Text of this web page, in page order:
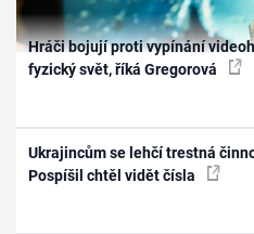
Hráči bojují proti vypínání
fyzický svět, říká Gregorová
Ukrajincům se lehčí trestná
Pospíšil chtěl vidět čísla